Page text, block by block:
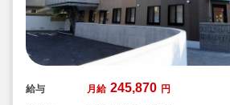
給与 月給 245,870 円